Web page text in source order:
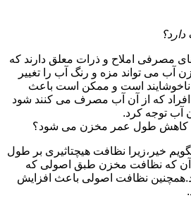
مصرفی املاح و ذرات معلق دارند که
آب می تواند مزه و رنگ آب را تغییر
ناخوشایند است و ممکن است باعث
که از آن آب مصرف می کنند شود
آب توجه کرد.
کاهش طول عمر مخزن می شود؟
خیر،زیرا نظافت هیچتاثیری بر طول
که نظافت مخزن طبق اصولی که
نظافت اصولی باعث افزایش